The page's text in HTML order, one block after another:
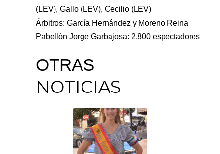
(LEV), Gallo (LEV), Cecilio (LEV)
Árbitros: García Hernández y Moreno Reina
Pabellón Jorge Garbajosa: 2.800 espectadores
OTRAS
NOTICIAS